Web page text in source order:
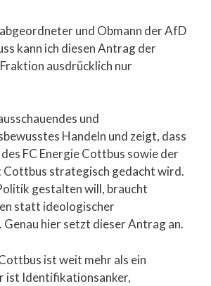
und Obmann der AfD
kann ich diesen Antrag der
ausdrücklich nur
und
Handeln und zeigt, dass
FC Energie Cottbus sowie der
Cottbus strategisch gedacht wird.
gestalten will, braucht
statt ideologischer
Genau hier setzt dieser Antrag an.
ist weit mehr als ein
ist Identifikationsanker,